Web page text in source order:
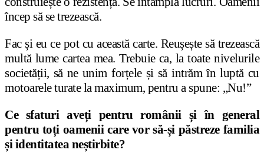
încep să se trezească.
Fac și eu ce pot cu această carte. Reușește să trezească
multă lume cartea mea. Trebuie ca, la toate nivelurile
societății, să ne unim forțele și să intrăm în luptă cu
motoarele turate la maximum, pentru a spune: „Nu!”
Ce sfaturi aveți pentru românii și în general
pentru toți oamenii care vor să-și păstreze familia
și identitatea neștirbite?